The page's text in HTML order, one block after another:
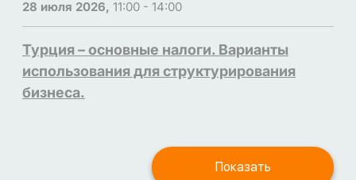
28 июля 2026, 11:00 - 14:00
Турция – основные налоги. Варианты
использования для структурирования
бизнеса.
Показать